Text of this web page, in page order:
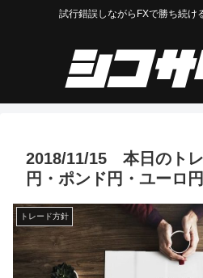
試行錯誤しながらFXで勝ち続け
2018/11/15 本日のト
円・ポンド円・ユーロ円
トレード方針